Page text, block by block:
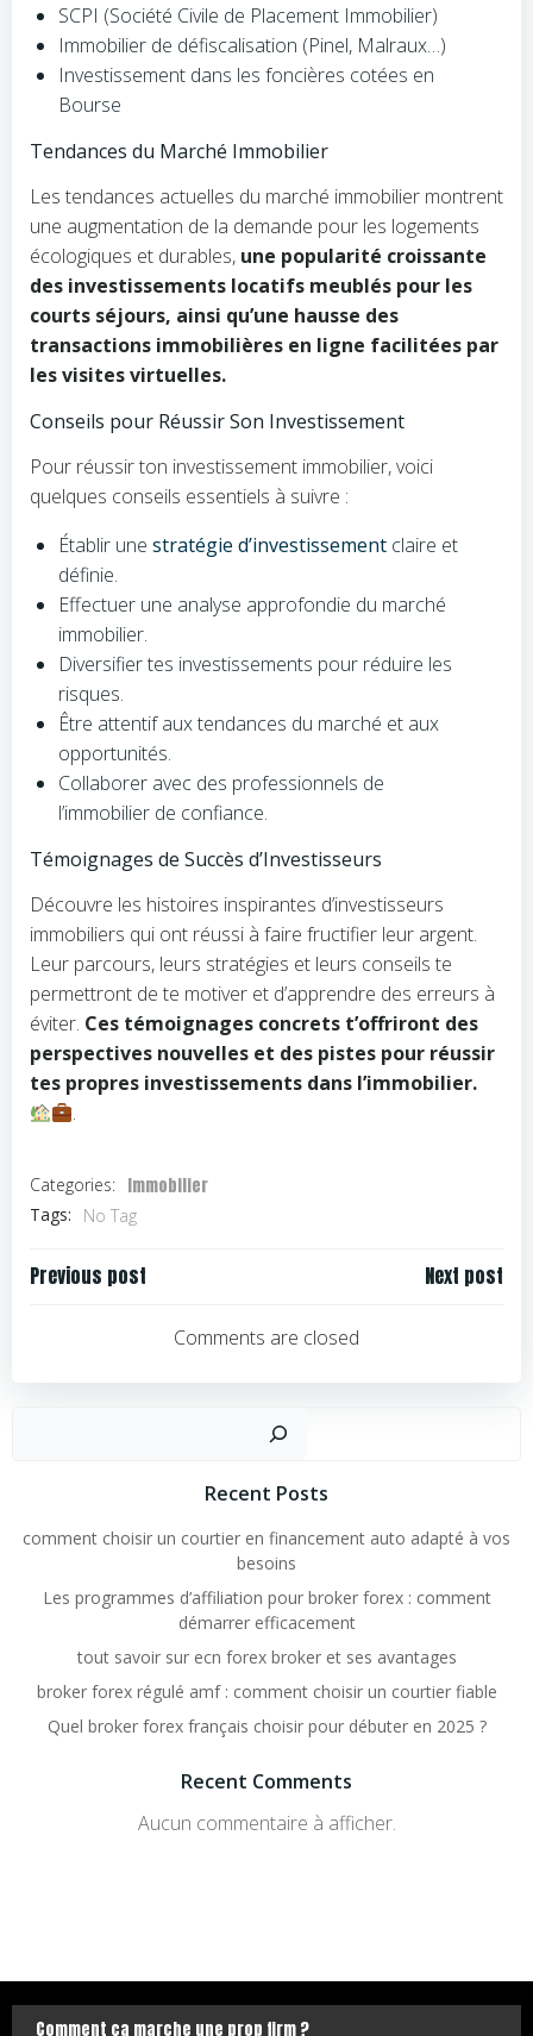
SCPI (Société Civile de Placement Immobilier)
Immobilier de défiscalisation (Pinel, Malraux…)
Investissement dans les foncières cotées en
Bourse
Tendances du Marché Immobilier
Les tendances actuelles du marché immobilier montrent
une augmentation de la demande pour les logements
écologiques et durables, une popularité croissante
des investissements locatifs meublés pour les
courts séjours, ainsi qu’une hausse des
transactions immobilières en ligne facilitées par
les visites virtuelles.
Conseils pour Réussir Son Investissement
Pour réussir ton investissement immobilier, voici
quelques conseils essentiels à suivre :
Établir une stratégie d’investissement claire et
définie.
Effectuer une analyse approfondie du marché
immobilier.
Diversifier tes investissements pour réduire les
risques.
Être attentif aux tendances du marché et aux
opportunités.
Collaborer avec des professionnels de
l’immobilier de confiance.
Témoignages de Succès d’Investisseurs
Découvre les histoires inspirantes d’investisseurs
immobiliers qui ont réussi à faire fructifier leur argent.
Leur parcours, leurs stratégies et leurs conseils te
permettront de te motiver et d’apprendre des erreurs à
éviter. Ces témoignages concrets t’offriront des
perspectives nouvelles et des pistes pour réussir
tes propres investissements dans l’immobilier.
.
Categories: Immobilier
Tags: No Tag
Navigation
Previous post
l’article
Next post
Comments are closed
Rechercher
Recent Posts
comment choisir un courtier en financement auto adapté à vos
besoins
Les programmes d’affiliation pour broker forex : comment
démarrer efficacement
tout savoir sur ecn forex broker et ses avantages
broker forex régulé amf : comment choisir un courtier fiable
Quel broker forex français choisir pour débuter en 2025 ?
Recent Comments
Aucun commentaire à afficher.
Comment ça marche une prop firm ?